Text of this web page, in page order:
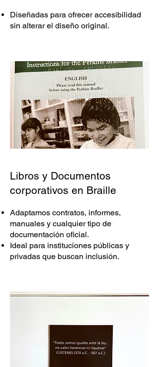
Diseñadas para ofrecer accesibilidad
sin alterar el diseño original.
Libros y Documentos
corporativos en Braille
Adaptamos contratos, informes,
manuales y cualquier tipo de
documentación oficial.
Ideal para instituciones públicas y
privadas que buscan inclusión.